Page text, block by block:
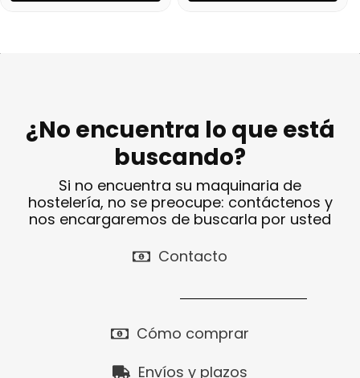
¿No encuentra lo que está
buscando?
Si no encuentra su maquinaria de
hostelería, no se preocupe: contáctenos y
nos encargaremos de buscarla por usted
Contacto
Cómo comprar
Envíos y plazos